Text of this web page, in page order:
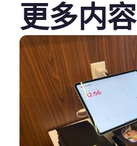
更多内容